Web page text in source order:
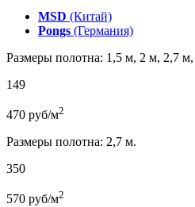
MSD (Китай)
Pongs (Германия)
Размеры полотна: 1,5 м, 2 м, 2,7
149
470 руб/м2
Размеры полотна: 2,7 м.
350
570 руб/м2